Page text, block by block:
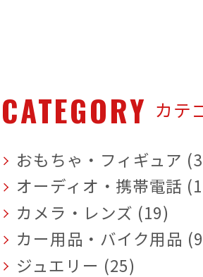
CATEGORY カテ
おもちゃ・フィギュア
オーディオ・携帯電話
カメラ・レンズ (19)
カー用品・バイク用品
ジュエリー (25)